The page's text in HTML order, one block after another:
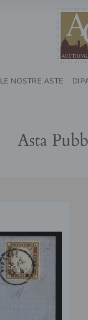
LE NOSTRE ASTE
Asta